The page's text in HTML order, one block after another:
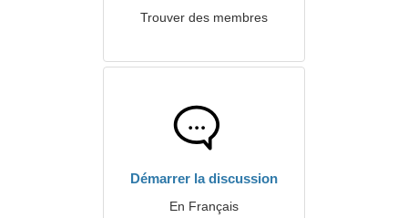
Trouver des membres
Démarrer la discussion
En Français